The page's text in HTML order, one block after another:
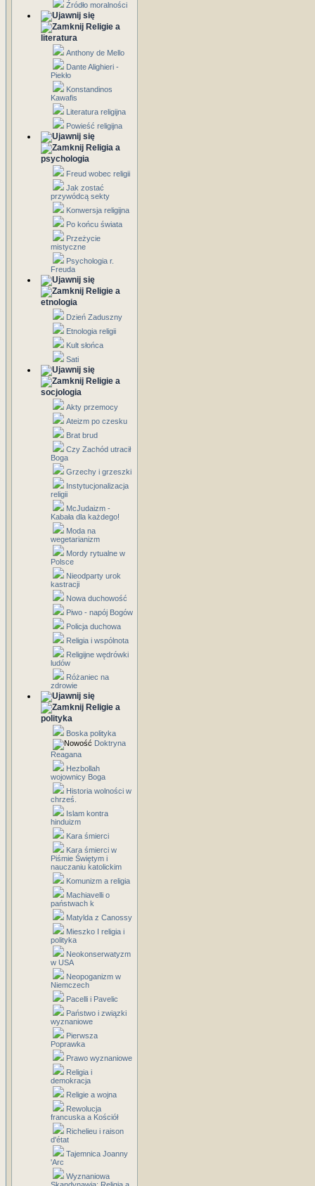
Źródło moralności
Religie a
literatura
Anthony de Mello
Dante Alighieri -
Piekło
Konstandinos
Kawafis
Literatura religijna
Powieść religijna
Religia a
psychologia
Freud wobec religii
Jak zostać
przywódcą sekty
Konwersja religijna
Po końcu świata
Przeżycie
mistyczne
Psychologia r.
Freuda
Religie a
etnologia
Dzień Zaduszny
Etnologia religii
Kult słońca
Sati
Religie a
socjologia
Akty przemocy
Ateizm po czesku
Brat brud
Czy Zachód utracił
Boga
Grzechy i grzeszki
Instytucjonalizacja
religii
McJudaizm -
Kabała dla każdego!
Moda na
wegetarianizm
Mordy rytualne w
Polsce
Nieodparty urok
kastracji
Nowa duchowość
Piwo - napój Bogów
Policja duchowa
Religia i wspólnota
Religijne wędrówki
ludów
Różaniec na
zdrowie
Religie a
polityka
Boska polityka
Doktryna
Reagana
Hezbollah
wojownicy Boga
Historia wolności w
chrześ.
Islam kontra
hinduizm
Kara śmierci
Kara śmierci w
Piśmie Świętym i
nauczaniu katolickim
Komunizm a religia
Machiavelli o
państwach k
Matylda z Canossy
Mieszko I religia i
polityka
Neokonserwatyzm
w USA
Neopoganizm w
Niemczech
Pacelli i Pavelic
Państwo i związki
wyznaniowe
Pierwsza
Poprawka
Prawo wyznaniowe
Religia i
demokracja
Religie a wojna
Rewolucja
francuska a Kościół
Richelieu i raison
d'état
Tajemnica Joanny
'Arc
Wyznaniowa